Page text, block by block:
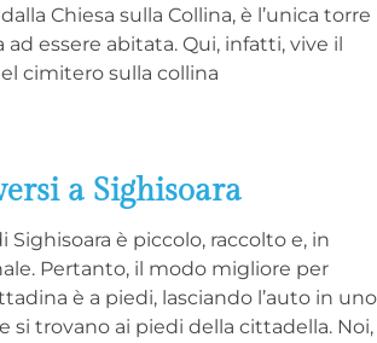
Chiesa sulla Collina, è l’unica torre
ad essere abitata. Qui, infatti, vive il
cimitero sulla collina
a Sighisoara
Sighisoara è piccolo, raccolto e, in
Pertanto, il modo migliore per
è a piedi, lasciando l’auto in uno
si trovano ai piedi della cittadella. Noi,